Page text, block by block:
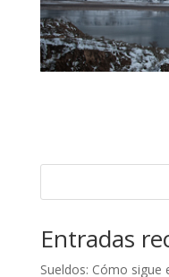
Entradas
Sueldos: Cómo sigue